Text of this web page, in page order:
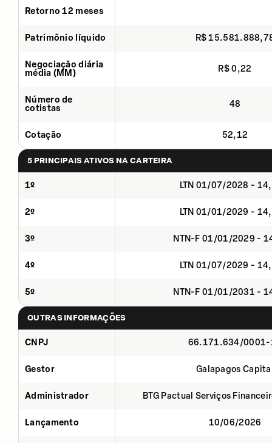
Retorno 12 meses
Patrimônio líquido R$
Negociação diária
média (MM)
R$ 0,22
Número de
cotistas
48
Cotação 52,12
5 PRINCIPAIS ATIVOS NA CARTEIRA
1º LTN 01/07/2028 -
2º LTN 01/01/2029 -
3º NTN-F 01/01/2029 -
4º LTN 01/07/2029 -
5º NTN-F 01/01/2031 -
OUTRAS INFORMAÇÕES
CNPJ 66.171.634/0001-
Gestor Galapagos
Administrador BTG Pactual Serviços
Lançamento 10/06/2026